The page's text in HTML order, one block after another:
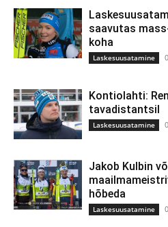
saavutas
koha
Laskesuusatamine
Kontiolahti:
tavadistantsil
Laskesuusatamine
Jakob Kulbin
hõbeda
Laskesuusatamine